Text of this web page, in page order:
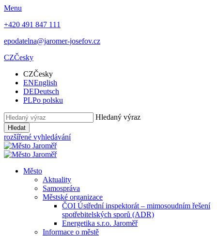
Menu
+420 491 847 111
epodatelna@jaromer-josefov.cz
CZČesky
CZČesky
ENEnglish
DEDeutsch
PLPo polsku
Hledaný výraz
Hledat
rozšířené vyhledávání
Město
Aktuality
Samospráva
Městské organizace
ČOI Ústřední inspektorát – mimosoudním řešení
spotřebitelských sporů (ADR)
Energetika s.r.o. Jaroměř
Informace o městě